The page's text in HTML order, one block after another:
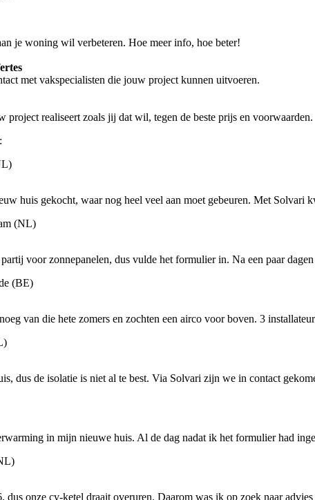
je woning wil verbeteren. Hoe meer info, hoe beter!
met vakspecialisten die jouw project kunnen uitvoeren.
project realiseert zoals jij dat wil, tegen de beste prijs en voorwaarden.
huis gekocht, waar nog heel veel aan moet gebeuren. Met
(NL)
voor zonnepanelen, dus vulde het formulier in. Na een paar
(BE)
van die hete zomers en zochten een airco voor boven. 3
dus de isolatie is niet al te best. Via Solvari zijn we in contact
in mijn nieuwe huis. Al de dag nadat ik het formulier had
dus onze cv-ketel draait overuren. Daarom was ik op zoek naar